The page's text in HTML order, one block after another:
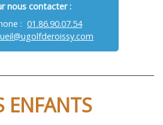
nous contacter :
: 01.86.90.07.54
ENFANTS